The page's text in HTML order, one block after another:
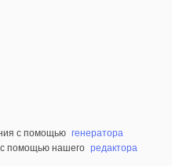
с помощью генератора
с помощью нашего редактора